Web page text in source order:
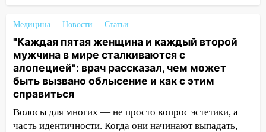
12:31
Ульяновец хотел купить иномарку
из Европы и потерял 760 тысяч рублей
12:20 В Чердаклинском районе
столкнулись «Лада» и Chevrolet:
пострадал 14-летний подросток
12:00 Где есть бензин в Ульяновске 7
августа: список АЗС
Медицина Новости Статьи
"Каждая пятая женщина и каждый второй
мужчина в мире сталкиваются с
алопецией": врач рассказал, чем может
быть вызвано облысение и как с этим
справиться
Волосы для многих — не просто вопрос эстетики, а
часть идентичности. Когда они начинают выпадать,